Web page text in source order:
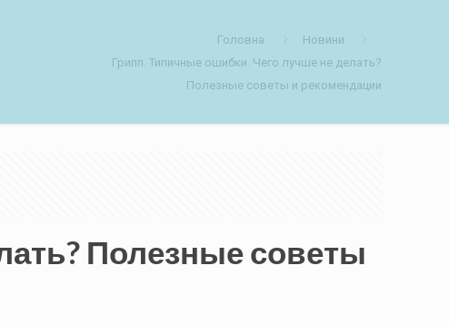
Головна
Новини
Грипп. Типичные ошибки. Чего лучше не делать?
Полезные советы и рекомендации
Полезные советы